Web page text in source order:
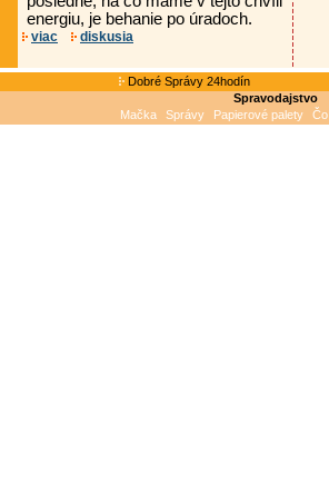
energiu, je behanie po úradoch.
viac diskusia
Dobré Správy 24hodín
Spravodajstvo
Mačka
Správy Papierové palety